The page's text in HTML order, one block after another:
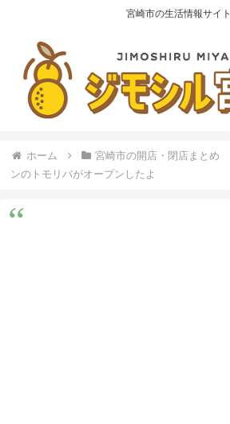
宮崎市の生活情報サイト
ホーム 宮崎市の開店・閉店まとめ
ンのトモリバがオープンしたよ